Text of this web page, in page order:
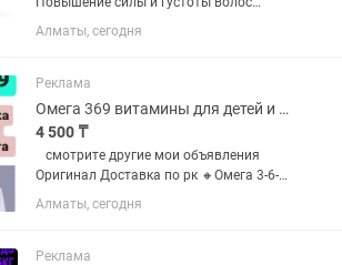
Поддержание оптимальной текстуры
кожи во время старения или
Структурная поддержка волос, кожи
и...
Алматы, сегодня
Реклама
Омега 369 витамины для детей и взрослых оригинал
4 500 ₸
⠀смотрите другие мои объявления
Оригинал Доставка по рк 🔸Омега 3-6-
9» — это сочетание ценных жирных
кислот, необходимых для полноценной
активные компоненты получены...
Алматы, сегодня
Реклама